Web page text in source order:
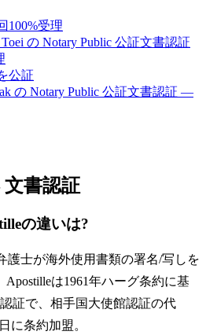
100%受理
の Notary Public 公証文書認証
公証
の Notary Public 公証文書認証 —
書認証
の違いは?
護士が海外使用書類の署名/写しを
は1961年ハーグ条約に基
証で、相手国大使館認証の代
に条約加盟。